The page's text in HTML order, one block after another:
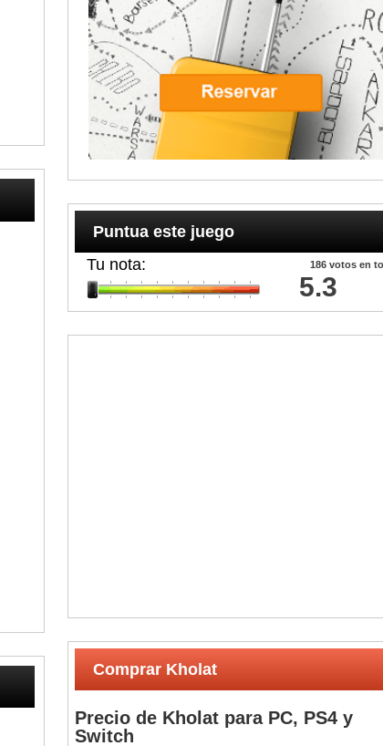
Puntua este juego
186votos en
Tu nota:
5.3
Comprar Kholat
Precio de Kholat para PC, PS4 y
Switch